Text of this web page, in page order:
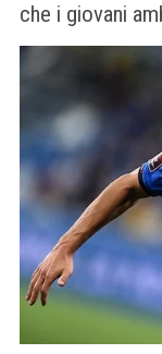
che i giovani